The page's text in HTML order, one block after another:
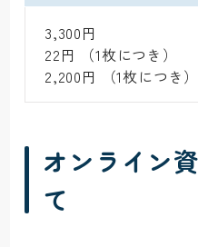
2,200円 （1枚につき）
オンライン
て